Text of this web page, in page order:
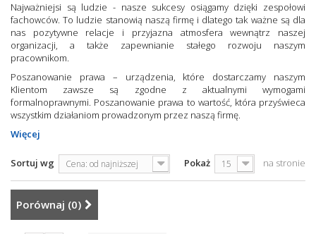
Najważniejsi są ludzie - nasze sukcesy osiągamy dzięki zespołowi
fachowców. To ludzie stanowią naszą firmę i dlatego tak ważne są dla
nas pozytywne relacje i przyjazna atmosfera wewnątrz naszej
organizacji, a także zapewnianie stałego rozwoju naszym
pracownikom.
Poszanowanie prawa – urządzenia, które dostarczamy naszym
Klientom zawsze są zgodne z aktualnymi wymogami
formalnoprawnymi. Poszanowanie prawa to wartość, która przyświeca
wszystkim działaniom prowadzonym przez naszą firmę.
Więcej
Sortuj wg Cena: od najniższej Pokaż 15 na stronie
Porównaj (0)